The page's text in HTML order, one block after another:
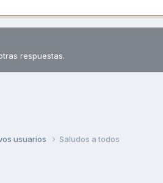
respuestas.
usuarios Saludos a todos